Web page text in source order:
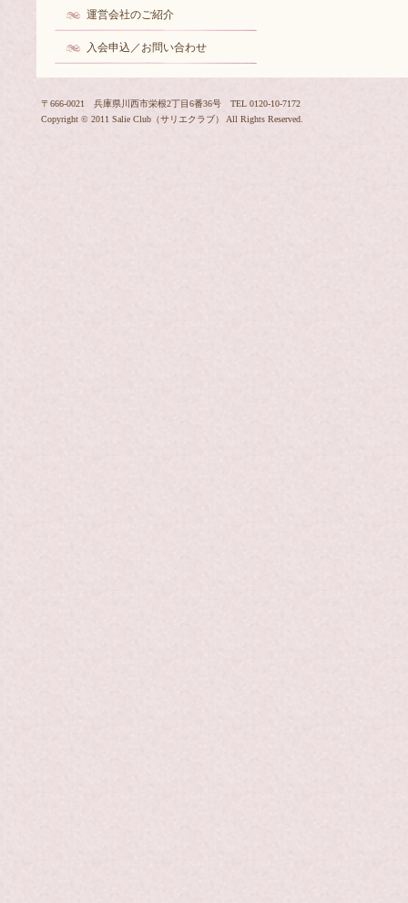
運営会社のご紹介
入会申込／お問い合わせ
〒666-0021 兵庫県川西市栄根2丁目6番36号 TEL 0120-10-7172
Copyright © 2011 Salie Club（サリエクラブ） All Rights Reserved.